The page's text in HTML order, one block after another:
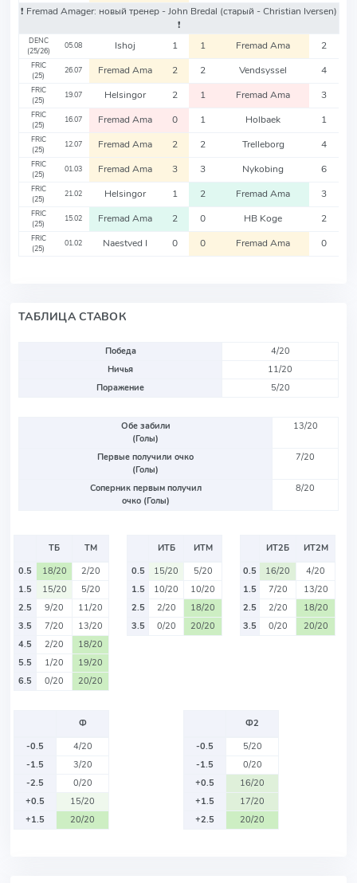
❗️ Fremad Amager: новый тренер - John Bredal (старый - Christian Iversen)
❗️
DENC
(25/26)
05.08 Ishoj 1 1 Fremad Ama 2
FRIC
(25)
26.07 Fremad Ama 2 2 Vendsyssel 4
FRIC
(25)
19.07 Helsingor 2 1 Fremad Ama 3
FRIC
(25)
16.07 Fremad Ama 0 1 Holbaek 1
FRIC
(25)
12.07 Fremad Ama 2 2 Trelleborg 4
FRIC
(25)
01.03 Fremad Ama 3 3 Nykobing 6
FRIC
(25)
21.02 Helsingor 1 2 Fremad Ama 3
FRIC
(25)
15.02 Fremad Ama 2 0 HB Koge 2
FRIC
(25)
01.02 Naestved I 0 0 Fremad Ama 0
ТАБЛИЦА СТАВОК
Победа
4/20
Ничья
11/20
Поражение
5/20
Обе забили
(Голы)
13/20
Первые получили очко
(Голы)
7/20
Соперник первым получил
очко (Голы)
8/20
ТБ
ТМ
0.5
18/20
2/20
1.5
15/20
5/20
2.5
9/20
11/20
3.5
7/20
13/20
4.5
2/20
18/20
5.5
1/20
19/20
6.5
0/20 20/20
ИТБ
ИТМ
0.5
15/20
5/20
1.5
10/20
10/20
2.5
2/20
18/20
3.5
0/20 20/20
ИТ2Б
ИТ2М
0.5
16/20
4/20
1.5
7/20
13/20
2.5
2/20
18/20
3.5
0/20 20/20
Ф
-0.5
4/20
-1.5
3/20
-2.5
0/20
+0.5
15/20
+1.5
20/20
Ф2
-0.5
5/20
-1.5
0/20
+0.5
16/20
+1.5
17/20
+2.5
20/20